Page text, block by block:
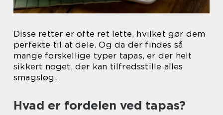
Disse retter er ofte ret lette, hvilket gør dem
perfekte til at dele. Og da der findes så
mange forskellige typer tapas, er der helt
sikkert noget, der kan tilfredsstille alles
smagsløg.
Hvad er fordelen ved tapas?